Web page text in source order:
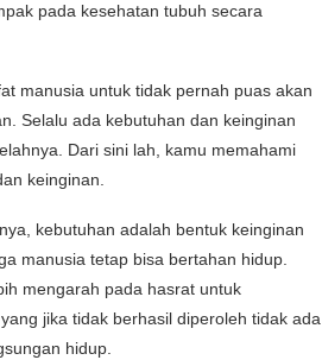
pada kesehatan tubuh secara
manusia untuk tidak pernah puas akan
Selalu ada kebutuhan dan keinginan
Dari sini lah, kamu memahami
keinginan.
kebutuhan adalah bentuk keinginan
manusia tetap bisa bertahan hidup.
mengarah pada hasrat untuk
jika tidak berhasil diperoleh tidak ada
hidup.